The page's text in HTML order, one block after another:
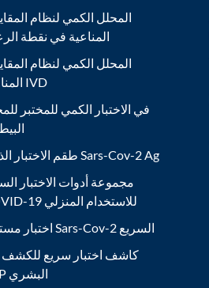
المحلل الكمي لنظام
المناعية في نقطة
المحلل الكمي لنظام
المناعية IVD
في الاختبار الكمي للمختبر
طقم الاختبار الذاتي Sars-Cov-2 Ag
مجموعة أدوات الاختبار
COVID-19 للاستخدام المنزلي
اختبار مستضد Sars-Cov-2 السريع
كاشف اختبار سريع
CRP البشري